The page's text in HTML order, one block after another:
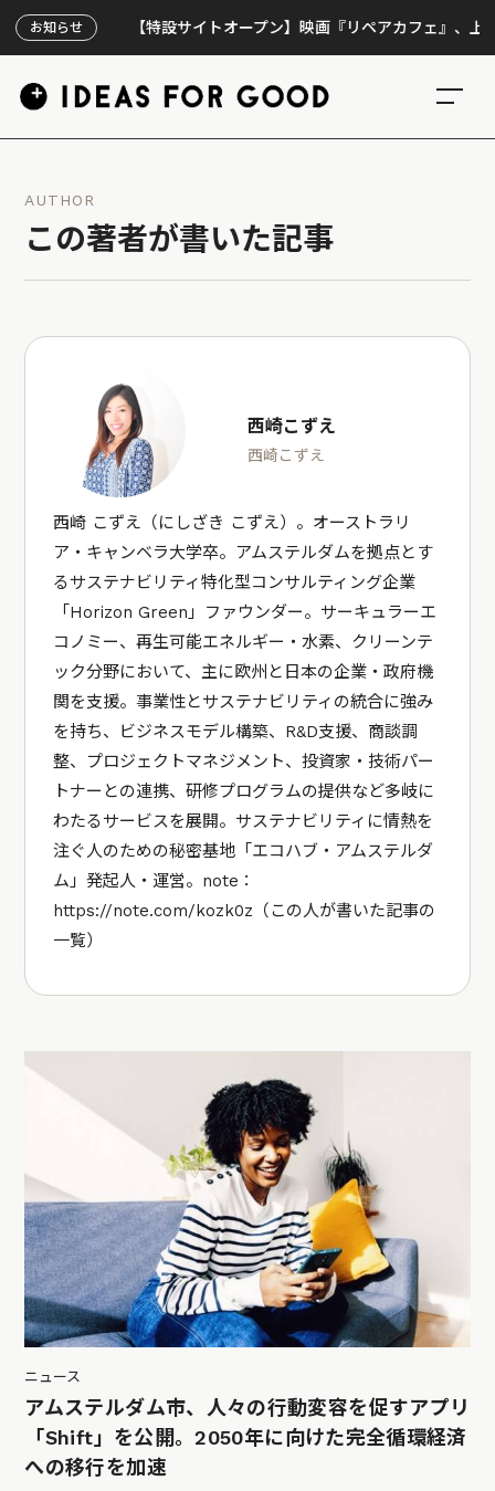
お知らせ【特設サイトオープン】映画『リペアカフェ』、上映300回
AUTHOR
この著者が書いた記事
西崎こずえ
西崎こずえ
西崎 こずえ（にしざき こずえ）。オーストラリ
ア・キャンベラ大学卒。アムステルダムを拠点とす
るサステナビリティ特化型コンサルティング企業
「 Horizon Green 」ファウンダー。サーキュラーエ
コノミー、再生可能エネルギー・水素、クリーンテ
ック分野において、主に欧州と日本の企業・政府機
関を支援。事業性とサステナビリティの統合に強み
を持ち、ビジネスモデル構築、R&D支援、商談調
整、プロジェクトマネジメント、投資家・技術パー
トナーとの連携、研修プログラムの提供など多岐に
わたるサービスを展開。サステナビリティに情熱を
注ぐ人のための秘密基地「エコハブ・アムステルダ
ム」発起人・運営。note：
https://note.com/kozk0z （この人が書いた記事の
一覧）
ニュース
アムステルダム市、人々の行動変容を促すアプリ
「Shift」を公開。2050年に向けた完全循環経済
への移行を加速